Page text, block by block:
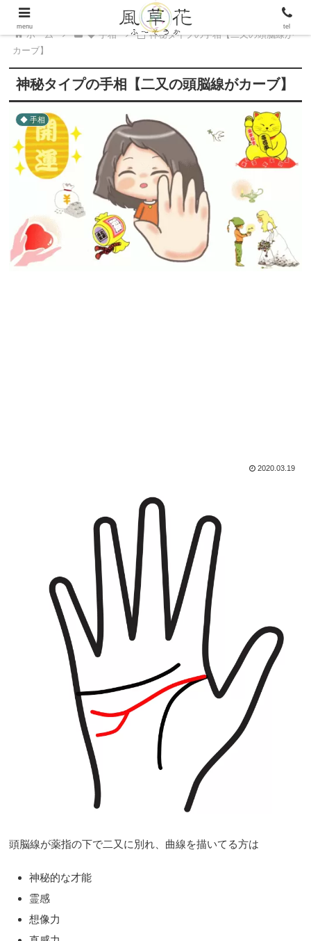
ホーム ◆ 手相
神秘タイプの手相【二又の頭脳線が
カーブ】
神秘タイプの手相【二又の頭脳線がカーブ】
◆ 手相
2020.03.19
頭脳線が薬指の下で二又に別れ、曲線を描いてる方は
神秘的な才能
霊感
想像力
menu tel